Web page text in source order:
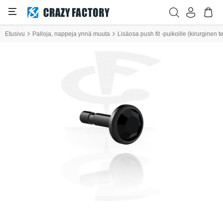
Etusivu Palloja, nappeja ynnä muuta Lisäosa push fit -puikoille (kirurginen